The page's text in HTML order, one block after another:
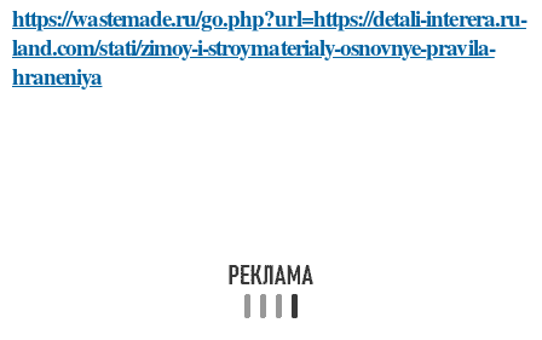
https://wastemade.ru/go.php?url=https://detali-interera.ru-
land.com/stati/zimoy-i-stroymaterialy-osnovnye-pravila-
hraneniya